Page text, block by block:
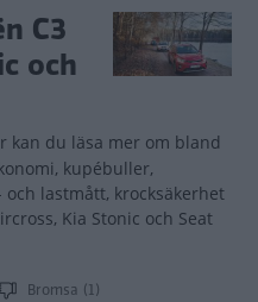
C3
och
kan du läsa mer om bland
kupébuller,
lastmått, krocksäkerhet
Kia Stonic och Seat
Bromsa (1)